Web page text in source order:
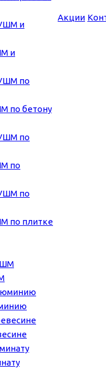
и
по бетону
по
по плитке
Акции